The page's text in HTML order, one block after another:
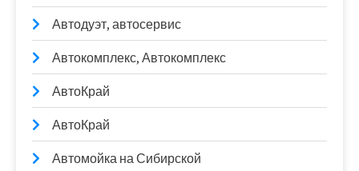
Автодуэт, автосервис
Автокомплекс, Автокомплекс
АвтоКрай
АвтоКрай
Автомойка на Сибирской